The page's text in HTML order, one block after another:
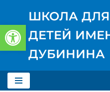
Открыть панель
Перейти
к
содержимому
ШКОЛА
ДЕТЕЙ
ДУБИНИНА